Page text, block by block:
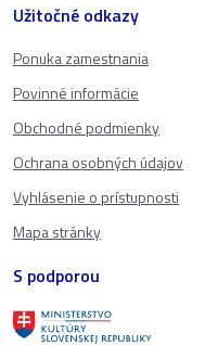
Užitočné odkazy
Ponuka zamestnania
Povinné informácie
Obchodné podmienky
Ochrana osobných údajov
Vyhlásenie o prístupnosti
Mapa stránky
S podporou